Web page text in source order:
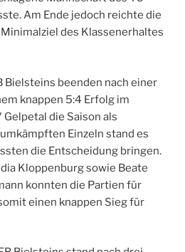
Am Ende jedoch reichte die
des Klassenerhaltes
Bielsteins beenden nach einer
knappen 5:4 Erfolg im
die Saison als
Einzeln stand es
die Entscheidung bringen.
Kloppenburg sowie Beate
konnten die Partien für
einen knappen Sieg für